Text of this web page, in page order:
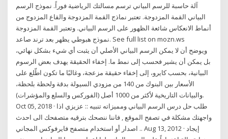
آلة حاسبة للرسم البياني ترسم مسالتك الرياضية فوراً. نموذج الرسم
البياني القمة المزدوجة. تعتبر نماذج القمة المزدوجة والقاع المزدوج من
أنماط الانعكاس شائعة الظهور على الرسم البياني. وتعتبر القمة المزدوجة
نموذج هبوطي يظهر بعد ترند صاعد. See full list on mozn.ws
ويوضح أن لا يمكن الرسم البياني الأصلي أن يثبت أي شيء بشكل نهائي،
بل يمكن أن يشير فحسب إلى نمط ما. إخفاء الحقيقة يهدف بعض الرسوم
البيانية، بحسب كايرو، إلى إخفاء حقيقة مزعجة، وغالبًا ما تكون اطّلع على
الأسعار بين البنوك من 140 من مزودي السيولة بدقة ولحظة بلحظة،
والبيانات التاريخية لأكثر من 1000 أصل (الفوركس والسلع والمؤشرات).
Oct 05, 2018 · طلب حل درس الرسم البياني ومميزاته تنبيه :: عزيزي اذا
واجهتك مشكلة في تصفح الموقع , فاننا ننصحك بترقيه متصفحك الى احدث
اصدار أو استخدام متصفح فايرفوكس المجاني .. Aug 13, 2012 · إيجاد